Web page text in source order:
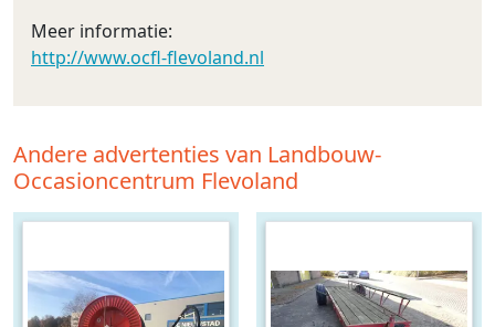
Meer informatie:
http://www.ocfl-flevoland.nl
Andere advertenties van Landbouw-
Occasioncentrum Flevoland